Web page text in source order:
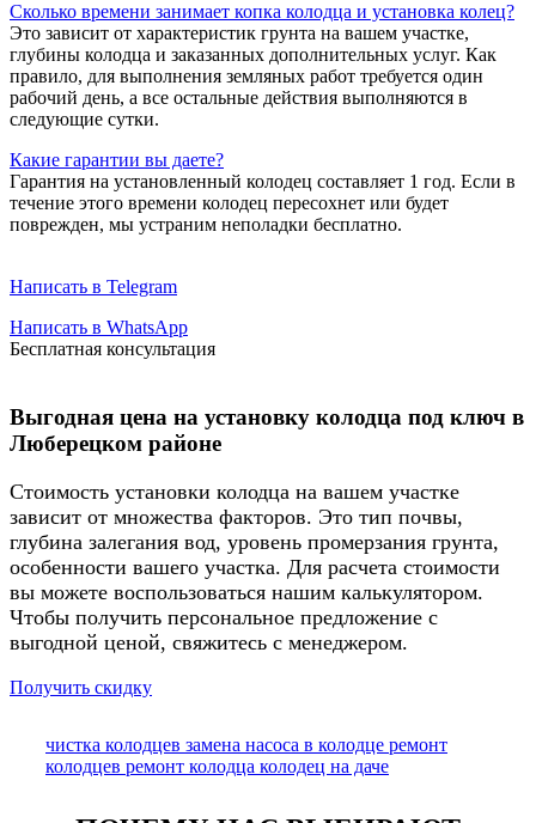
Сколько времени занимает копка колодца и установка колец?
Это зависит от характеристик грунта на вашем участке,
глубины колодца и заказанных дополнительных услуг. Как
правило, для выполнения земляных работ требуется один
рабочий день, а все остальные действия выполняются в
следующие сутки.
Какие гарантии вы даете?
Гарантия на установленный колодец составляет 1 год. Если в
течение этого времени колодец пересохнет или будет
поврежден, мы устраним неполадки бесплатно.
Написать в Telegram
Написать в WhatsApp
Бесплатная консультация
Выгодная цена на установку колодца под ключ в
Люберецком районе
Стоимость установки колодца на вашем участке
зависит от множества факторов. Это тип почвы,
глубина залегания вод, уровень промерзания грунта,
особенности вашего участка. Для расчета стоимости
вы можете воспользоваться нашим калькулятором.
Чтобы получить персональное предложение с
выгодной ценой, свяжитесь с менеджером.
Получить скидку
чистка колодцев замена насоса в колодце ремонт
колодцев ремонт колодца колодец на даче